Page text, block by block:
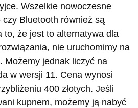
Wszelkie nowoczesne
Bluetooth również są
to, że jest to alternatywa dla
nie uruchomimy na
Możemy jednak liczyć na
w wersji 11. Cena wynosi
400 złotych. Jeśli
kupnem, możemy ją nabyć